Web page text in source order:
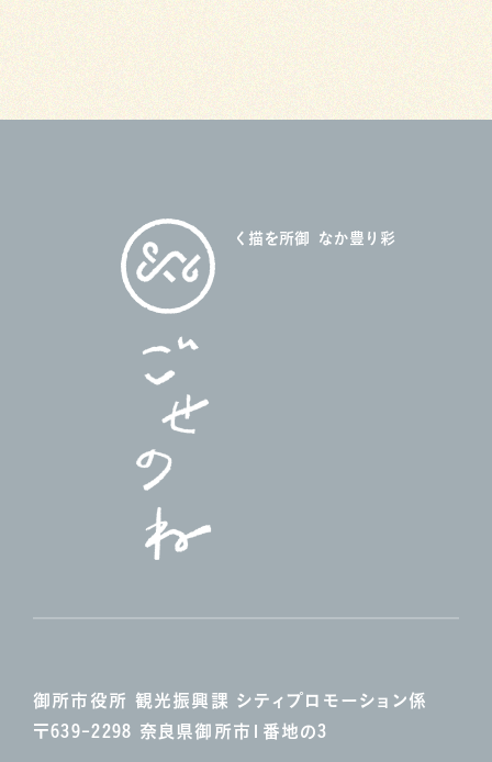
彩り豊かな
御所を描く
御所市役所 観光振興課 シティプロモーション係
〒639-2298 奈良県御所市1番地の3